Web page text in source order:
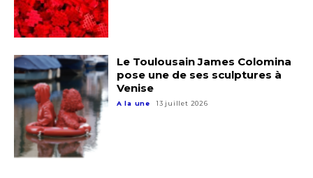
Le Toulousain James Colomina
pose une de ses sculptures à
Venise
A la une 13 juillet 2026